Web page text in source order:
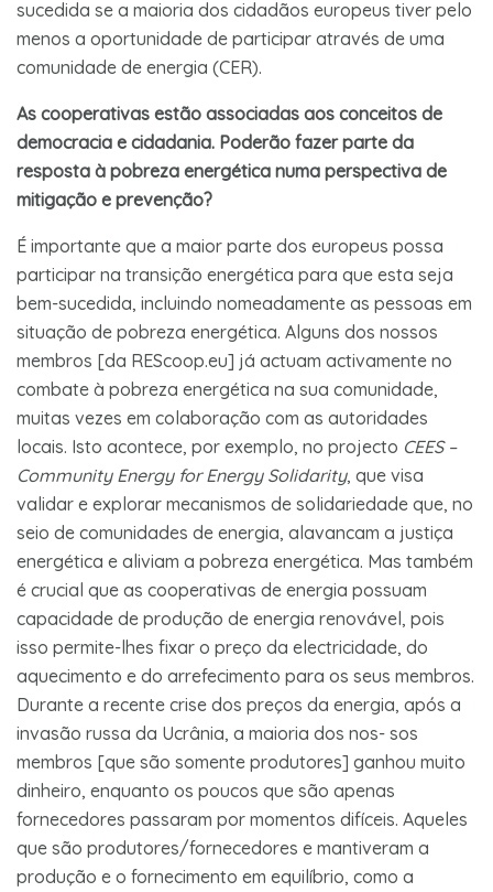
sucedida se a maioria dos cidadãos europeus tiver pelo
menos a oportunidade de participar através de uma
comunidade de energia (CER).
As cooperativas estão associadas aos conceitos de
democracia e cidadania. Poderão fazer parte da
resposta à pobreza energética numa perspectiva de
mitigação e prevenção?
É importante que a maior parte dos europeus possa
participar na transição energética para que esta seja
bem-sucedida, incluindo nomeadamente as pessoas em
situação de pobreza energética. Alguns dos nossos
membros [da REScoop.eu] já actuam activamente no
combate à pobreza energética na sua comunidade,
muitas vezes em colaboração com as autoridades
locais. Isto acontece, por exemplo, no projecto CEES –
Community Energy for Energy Solidarity, que visa
validar e explorar mecanismos de solidariedade que, no
seio de comunidades de energia, alavancam a justiça
energética e aliviam a pobreza energética. Mas também
é crucial que as cooperativas de energia possuam
capacidade de produção de energia renovável, pois
isso permite-lhes fixar o preço da electricidade, do
aquecimento e do arrefecimento para os seus membros.
Durante a recente crise dos preços da energia, após a
invasão russa da Ucrânia, a maioria dos nos- sos
membros [que são somente produtores] ganhou muito
dinheiro, enquanto os poucos que são apenas
fornecedores passaram por momentos difíceis. Aqueles
que são produtores/fornecedores e mantiveram a
produção e o fornecimento em equilíbrio, como a